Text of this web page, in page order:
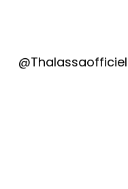
@Thalassaofficiel